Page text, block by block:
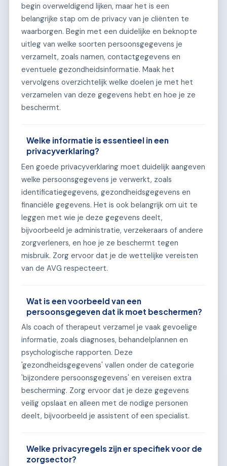
begin overweldigend lijken, maar het is een
belangrijke stap om de privacy van je cliënten te
waarborgen. Begin met een duidelijke en beknopte
uitleg van welke soorten persoonsgegevens je
verzamelt, zoals namen, contactgegevens en
eventuele gezondheidsinformatie. Maak het
vervolgens overzichtelijk welke doelen je met het
verzamelen van deze gegevens hebt en hoe je ze
beschermt.
Welke informatie is essentieel in een
privacyverklaring?
Een goede privacyverklaring moet duidelijk aangeven
welke persoonsgegevens je verwerkt, zoals
identificatiegegevens, gezondheidsgegevens en
financiële gegevens. Het is ook belangrijk om uit te
leggen met wie je deze gegevens deelt,
bijvoorbeeld je administratie, verzekeraars of andere
zorgverleners, en hoe je ze beschermt tegen
misbruik. Zorg ervoor dat je de wettelijke vereisten
van de AVG respecteert.
Wat is een voorbeeld van een
persoonsgegeven dat ik moet beschermen?
Als coach of therapeut verzamel je vaak gevoelige
informatie, zoals diagnoses, behandelplannen en
psychologische rapporten. Deze
'gezondheidsgegevens' vallen onder de categorie
'bijzondere persoonsgegevens' en vereisen extra
bescherming. Zorg ervoor dat je deze gegevens
veilig opslaat en alleen met de nodige personen
deelt, bijvoorbeeld je assistent of een specialist.
Welke privacyregels zijn er specifiek voor de
zorgsector?